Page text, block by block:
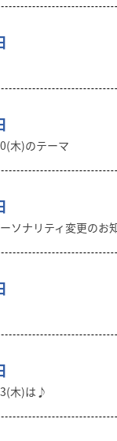
木)のテーマ
ソナリティ変更のお
木)は♪